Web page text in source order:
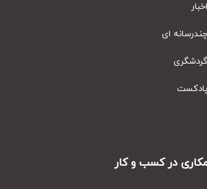
ای
در کسب و کار